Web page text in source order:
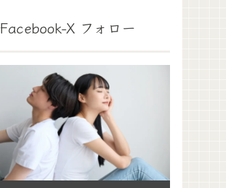
Facebook-X フォロー